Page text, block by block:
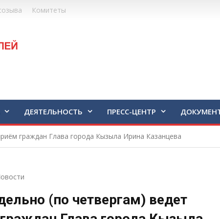
Комитеты
ДЕЯТЕЛЬНОСТЬ ПРЕСС-ЦЕНТР
граждан Глава города Кызыла Ирина Казанцева
(по четвергам) ведет